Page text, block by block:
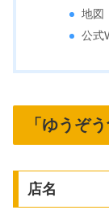
地図
公式
「ゆうぞ
店名